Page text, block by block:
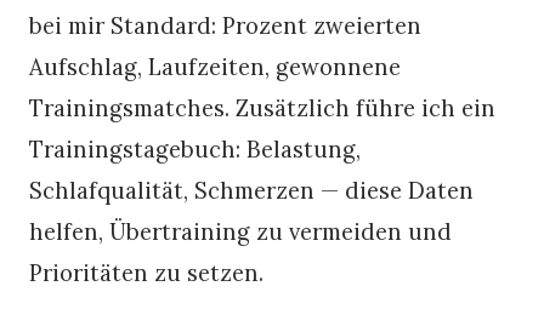
bei mir Standard: Prozent zweierten
Aufschlag, Laufzeiten, gewonnene
Trainingsmatches. Zusätzlich führe ich ein
Trainingstagebuch: Belastung,
Schlafqualität, Schmerzen — diese Daten
helfen, Übertraining zu vermeiden und
Prioritäten zu setzen.